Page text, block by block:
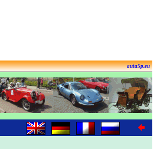
auta5p.eu